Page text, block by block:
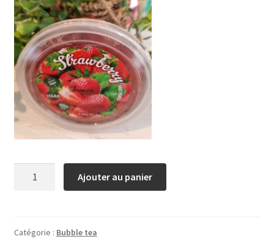
fraise
Ajouter au panier
Catégorie : Bubble tea